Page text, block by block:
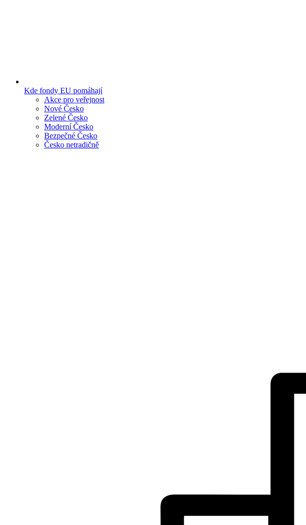
Kde fondy EU pomáhají
Akce pro veřejnost
Nové Česko
Zelené Česko
Moderní Česko
Bezpečné Česko
Česko netradičně